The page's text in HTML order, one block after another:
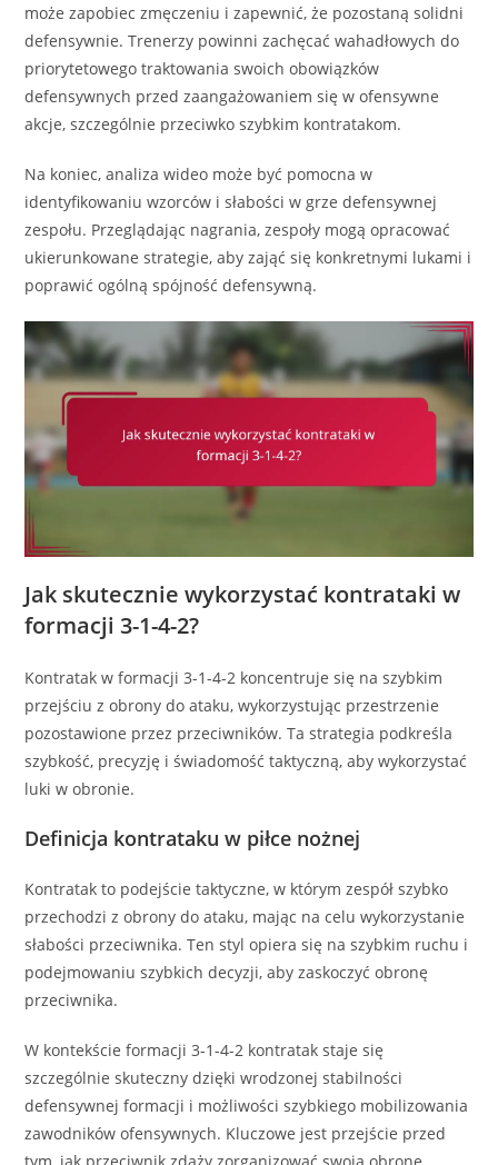
może zapobiec zmęczeniu i zapewnić, że pozostaną solidni
defensywnie. Trenerzy powinni zachęcać wahadłowych do
priorytetowego traktowania swoich obowiązków
defensywnych przed zaangażowaniem się w ofensywne
akcje, szczególnie przeciwko szybkim kontratakom.
Na koniec, analiza wideo może być pomocna w
identyfikowaniu wzorców i słabości w grze defensywnej
zespołu. Przeglądając nagrania, zespoły mogą opracować
ukierunkowane strategie, aby zająć się konkretnymi lukami i
poprawić ogólną spójność defensywną.
Jak skutecznie wykorzystać kontrataki w
formacji 3-1-4-2?
Kontratak w formacji 3-1-4-2 koncentruje się na szybkim
przejściu z obrony do ataku, wykorzystując przestrzenie
pozostawione przez przeciwników. Ta strategia podkreśla
szybkość, precyzję i świadomość taktyczną, aby wykorzystać
luki w obronie.
Definicja kontrataku w piłce nożnej
Kontratak to podejście taktyczne, w którym zespół szybko
przechodzi z obrony do ataku, mając na celu wykorzystanie
słabości przeciwnika. Ten styl opiera się na szybkim ruchu i
podejmowaniu szybkich decyzji, aby zaskoczyć obronę
przeciwnika.
W kontekście formacji 3-1-4-2 kontratak staje się
szczególnie skuteczny dzięki wrodzonej stabilności
defensywnej formacji i możliwości szybkiego mobilizowania
zawodników ofensywnych. Kluczowe jest przejście przed
tym, jak przeciwnik zdąży zorganizować swoją obronę.